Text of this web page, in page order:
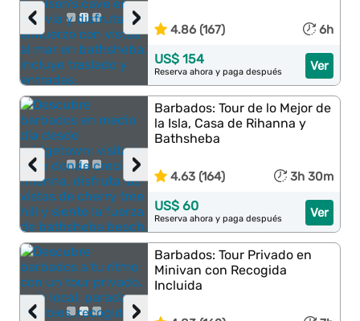
›
‹ 4.86 (167) 6h
Ver
US$ 154
Reserva ahora y paga después
›
‹
Barbados: Tour de lo Mejor de
la Isla, Casa de Rihanna y
Bathsheba
4.63 (164) 3h 30m
Ver
US$ 60
Reserva ahora y paga después
›
‹
Barbados: Tour Privado en
Minivan con Recogida
Incluida